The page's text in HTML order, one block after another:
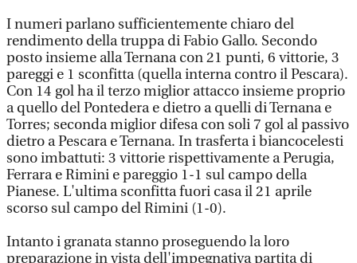
I numeri parlano sufficientemente chiaro del
rendimento della truppa di Fabio Gallo. Secondo
posto insieme alla Ternana con 21 punti, 6 vittorie, 3
pareggi e 1 sconfitta (quella interna contro il Pescara).
Con 14 gol ha il terzo miglior attacco insieme proprio
a quello del Pontedera e dietro a quelli di Ternana e
Torres; seconda miglior difesa con soli 7 gol al passivo
dietro a Pescara e Ternana. In trasferta i biancocelesti
sono imbattuti: 3 vittorie rispettivamente a Perugia,
Ferrara e Rimini e pareggio 1-1 sul campo della
Pianese. L'ultima sconfitta fuori casa il 21 aprile
scorso sul campo del Rimini (1-0).
Intanto i granata stanno proseguendo la loro
preparazione in vista dell'impegnativa partita di